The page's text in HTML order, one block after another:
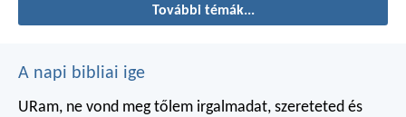
További témák...
A napi bibliai ige
URam, ne vond meg tőlem irgalmadat, szereteted és